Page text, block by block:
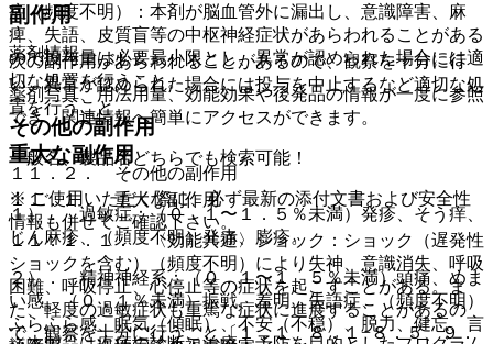
症（頻度不明）：本剤が脳血管外に漏出し、意識障害、麻
痺、失語、皮質盲等の中枢神経症状があらわれることがある
ので投与量は必要最小限とし、異常が認められた場合には適
切な処置を行うこと。
その他の副作用
１１．２． その他の副作用
１）． 過敏症：（０．１〜１．５％未満）発疹、そう痒、
じん麻疹、（頻度不明）発赤、膨疹。
２）． 精神神経系：（０．１〜１．５％未満）頭痛、めま
い感、（０．１％未満）振戦、羞明、失語症、（頻度不明）
ふらふら感、眠気（傾眠）、不安（不穏）、脱力、健忘、言
副作用
次の副作用があらわれることがあるので、観察を十分に行
い、異常が認められた場合には投与を中止するなど適切な処
置を行うこと。
重大な副作用
１１．１． 重大な副作用
１１．１．１． 〈効能共通〉ショック：ショック（遅発性
ショックを含む）（頻度不明）により失神、意識消失、呼吸
困難、呼吸停止、心停止等の症状を起こすことがある。ま
た、軽度の過敏症状も重篤な症状に進展することがあるの
で、観察を十分に行うこと〔１．１、８．１−８．５、９．
薬剤情報
薬剤写真、用法用量、効能効果や後発品の情報が一度に参照
でき、関連情報へ簡単にアクセスができます。
一般名、製品名どちらでも検索可能！
※ ご使用いただく際に、必ず最新の添付文書および安全性
情報も併せてご確認下さい。